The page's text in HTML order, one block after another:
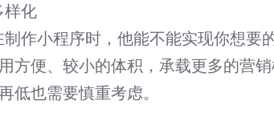
化
小程序时，他能不能实现你想要
方便、较小的体积，承载更多的营
低也需要慎重考虑。